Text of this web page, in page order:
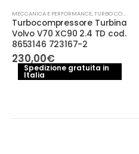
MECCANICA E PERFORMANCE,TURBO COMPRESSORE- TURBINA
Turbocompressore Turbina
Volvo V70 XC90 2.4 TD cod.
8653146 723167-2
230,00€
Spedizione gratuita in
Italia